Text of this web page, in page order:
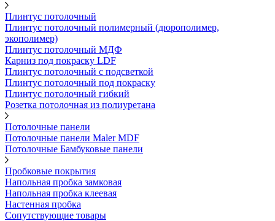
Плинтус потолочный
Плинтус потолочный полимерный (дюрополимер,
экополимер)
Плинтус потолочный МДФ
Карниз под покраску LDF
Плинтус потолочный с подсветкой
Плинтус потолочный под покраску
Плинтус потолочный гибкий
Розетка потолочная из полиуретана
Потолочные панели
Потолочные панели Maler MDF
Потолочные Бамбуковые панели
Пробковые покрытия
Напольная пробка замковая
Напольная пробка клеевая
Настенная пробка
Сопутствующие товары